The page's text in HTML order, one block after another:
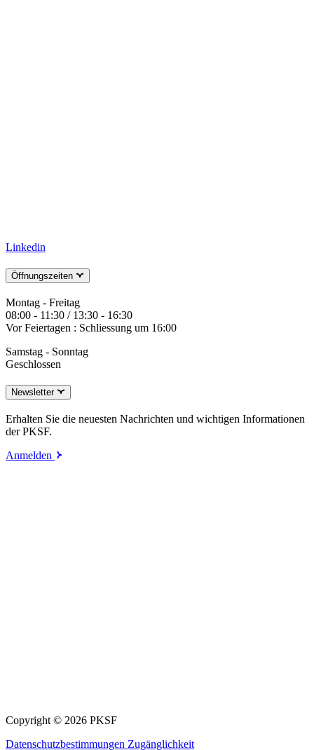
Linkedin
Öffnungszeiten
Montag - Freitag
08:00 - 11:30 / 13:30 - 16:30
Vor Feiertagen : Schliessung um 16:00
Samstag - Sonntag
Geschlossen
Newsletter
Erhalten Sie die neuesten Nachrichten und wichtigen Informationen
der PKSF.
Anmelden
Copyright © 2026 PKSF
Datenschutzbestimmungen Zugänglichkeit